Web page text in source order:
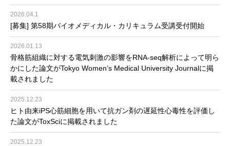
2026.04.1
[募集] 第58期バイオメディカル・カリキュラム受講受付開始
2026.01.13
骨格筋組織に対する電気刺激の影響をRNA-seq解析によって明ら
かにした論文がTokyo Women’s Medical University Journalに掲
載されました
2025.12.23
ヒト由来iPS心筋細胞を用いて抗ガン剤の遅延性心毒性を評価し
た論文がToxSciに掲載されました
2025.12.23